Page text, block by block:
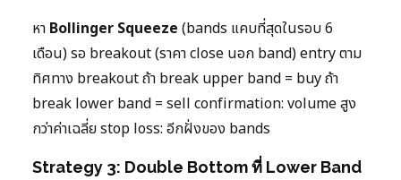
หา Bollinger Squeeze (bands แคบที่สุดในรอบ 6
เดือน) รอ breakout (ราคา close นอก band) entry ตาม
ทิศทาง breakout ถ้า break upper band = buy ถ้า
break lower band = sell confirmation: volume สูง
กว่าค่าเฉลี่ย stop loss: อีกฝั่งของ bands
Strategy 3: Double Bottom ที่ Lower Band